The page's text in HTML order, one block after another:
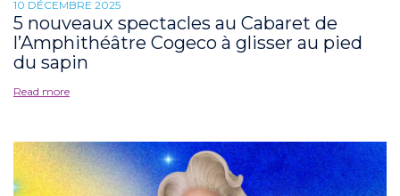
10 DÉCEMBRE 2025
5 nouveaux spectacles au Cabaret de
l’Amphithéâtre Cogeco à glisser au pied
du sapin
Read more